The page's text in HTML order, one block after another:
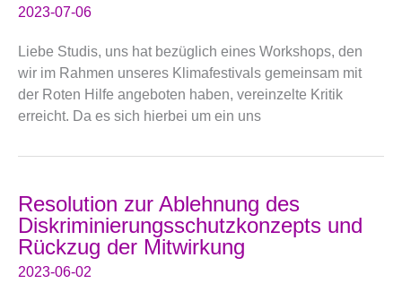
2023-07-06
Liebe Studis, uns hat bezüglich eines Workshops, den
wir im Rahmen unseres Klimafestivals gemeinsam mit
der Roten Hilfe angeboten haben, vereinzelte Kritik
erreicht. Da es sich hierbei um ein uns
Resolution zur Ablehnung des
Diskriminierungsschutzkonzepts und
Rückzug der Mitwirkung
2023-06-02